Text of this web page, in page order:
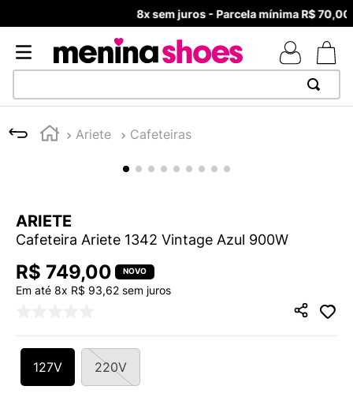
8x sem juros - Parcela mínima R$ 70,00
Ariete Cafeteiras
ARIETE
Cafeteira Ariete 1342 Vintage Azul 900W
R$ 749,00
Em até 8x R$ 93,62 sem juros
127V 220V
1
TÊNIS NEWS BALANCE 530
4º
TÊNIS VEJA WHITE
5
ADIDAS
6º
SAMBA
º
NEW 530
10º VANS TÊNIS VANS ULTRARANGE